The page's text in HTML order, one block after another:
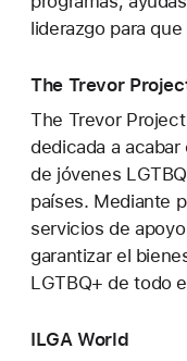
liderazgo para
The Trevor
The Trevor
dedicada a
de jóvenes
países. Mediante
servicios de
garantizar el
LGTBQ+ de todo
ILGA World